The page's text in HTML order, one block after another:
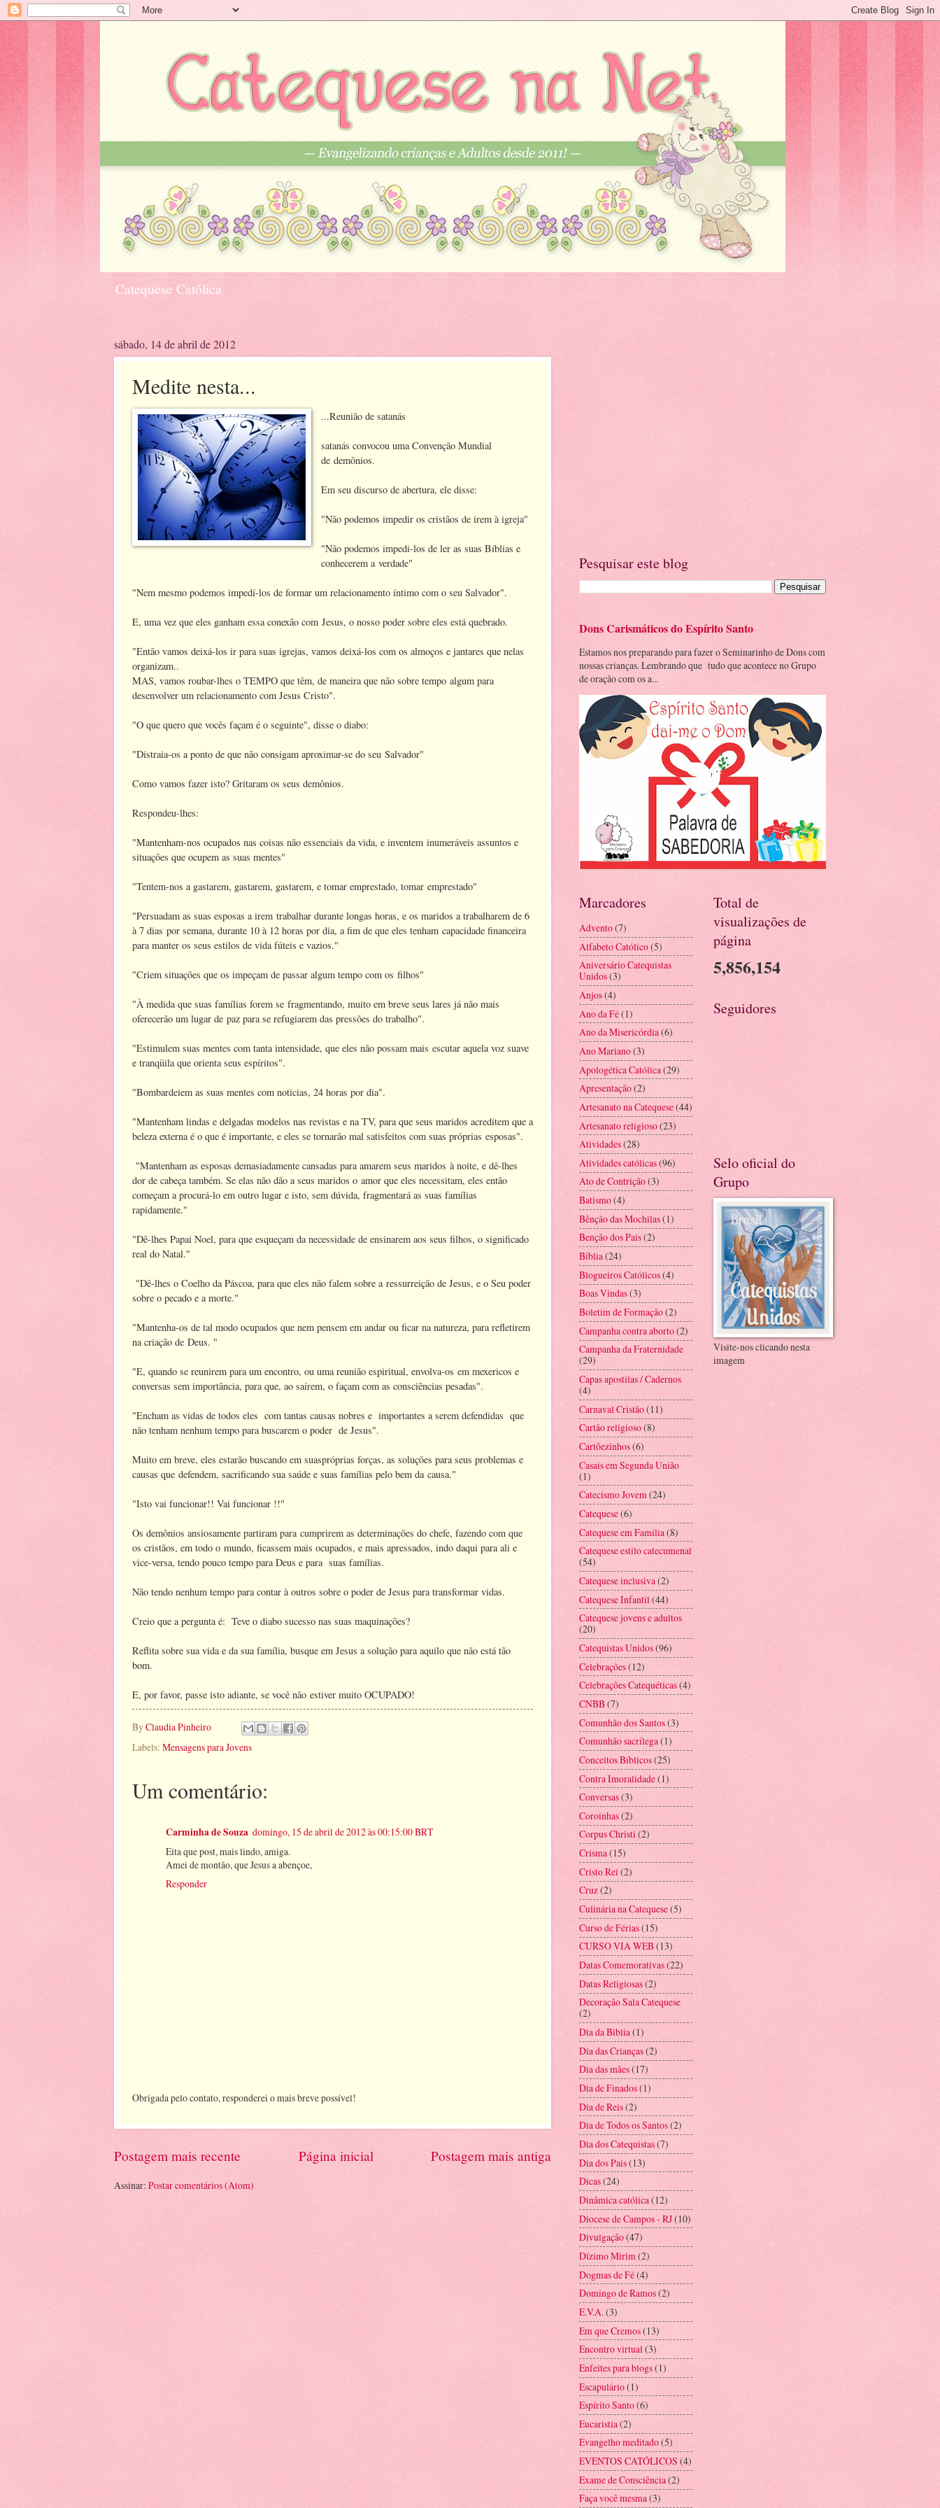
Catequese Católica
sábado, 14 de abril de 2012
Medite nesta...
...Reunião de satanás
satanás convocou uma Convenção Mundial
de demônios.
Em seu discurso de abertura, ele disse:
"Não podemos impedir os cristãos de irem à igreja"
"Não podemos impedi-los de ler as suas Bíblias e
conhecerem a verdade"
"Nem mesmo podemos impedí-los de formar um relacionamento íntimo com o seu Salvador".
E, uma vez que eles ganham essa conexão com Jesus, o nosso poder sobre eles está quebrado.
"Então vamos deixá-los ir para suas igrejas, vamos deixá-los com os almoços e jantares que nelas
organizam..
MAS, vamos roubar-lhes o TEMPO que têm, de maneira que não sobre tempo algum para
desenvolver um relacionamento com Jesus Cristo".
"O que quero que vocês façam é o seguinte", disse o diabo:
"Distraia-os a ponto de que não consigam aproximar-se do seu Salvador"
Como vamos fazer isto? Gritaram os seus demônios.
Respondeu-lhes:
"Mantenham-nos ocupados nas coisas não essenciais da vida, e inventem inumeráveis assuntos e
situações que ocupem as suas mentes"
"Tentem-nos a gastarem, gastarem, gastarem, e tomar emprestado, tomar emprestado"
"Persuadam as suas esposas a irem trabalhar durante longas horas, e os maridos a trabalharem de 6
à 7 dias por semana, durante 10 à 12 horas por dia, a fim de que eles tenham capacidade financeira
para manter os seus estilos de vida fúteis e vazios."
"Criem situações que os impeçam de passar algum tempo com os filhos"
"À medida que suas famílias forem se fragmentando, muito em breve seus lares já não mais
oferecerão um lugar de paz para se refugiarem das pressões do trabalho".
"Estimulem suas mentes com tanta intensidade, que eles não possam mais escutar aquela voz suave
e tranqüila que orienta seus espíritos".
"Bombardeiem as suas mentes com noticias, 24 horas por dia".
"Mantenham lindas e delgadas modelos nas revistas e na TV, para que seus maridos acreditem que a
beleza externa é o que é importante, e eles se tornarão mal satisfeitos com suas próprias esposas".
"Mantenham as esposas demasiadamente cansadas para amarem seus maridos à noite, e dê-lhes
dor de cabeça também. Se elas não dão a seus maridos o amor que eles necessitam, eles então
começam a procurá-lo em outro lugar e isto, sem dúvida, fragmentará as suas famílias
rapidamente."
"Dê-lhes Papai Noel, para que esqueçam da necessidade de ensinarem aos seus filhos, o significado
real do Natal."
"Dê-lhes o Coelho da Páscoa, para que eles não falem sobre a ressurreição de Jesus, e o Seu poder
sobre o pecado e a morte."
"Mantenha-os de tal modo ocupados que nem pensem em andar ou ficar na natureza, para refletirem
na criação de Deus. "
"E, quando se reunirem para um encontro, ou uma reunião espiritual, envolva-os em mexericos e
conversas sem importância, para que, ao saírem, o façam com as consciências pesadas".
"Encham as vidas de todos eles com tantas causas nobres e importantes a serem defendidas que
não tenham nenhum tempo para buscarem o poder de Jesus".
Muito em breve, eles estarão buscando em suaspróprias forças, as soluções para seus problemas e
causas que defendem, sacrificando sua saúde e suas famílias pelo bem da causa."
"Isto vai funcionar!! Vai funcionar !!"
Os demônios ansiosamente partiram para cumprirem as determinações do chefe, fazendo com que
os cristãos, em todo o mundo, ficassem mais ocupados, e mais apressados, indo daqui para ali e
vice-versa, tendo pouco tempo para Deus e para suas famílias.
Não tendo nenhum tempo para contar à outros sobre o poder de Jesus para transformar vidas.
Creio que a pergunta é: Teve o diabo sucesso nas suas maquinações?
Reflita sobre sua vida e da sua família, busque em Jesus a solução para aquilo que não está tão
bom.
E, por favor, passe isto adiante, se você não estiver muito OCUPADO!
ByClaudia Pinheiro
Labels: Mensagens para Jovens
Um comentário:
Carminha de Souza domingo, 15 de abril de 2012 às 00:15:00 BRT
Eita que post, mais lindo, amiga.
Amei de montão, que Jesus a abençoe,
Responder
Obrigada pelo contato, responderei o mais breve possível!
Postagem mais recente Postagem mais antiga
Página inicial
Assinar: Postar comentários (Atom)
Pesquisar este blog
Dons Carismáticos do Espírito Santo
Estamos nos preparando para fazer o Seminarinho de Dons com
nossas crianças. Lembrando que tudo que acontece no Grupo
de oração com os a...
Marcadores
Advento(7)
Alfabeto Católico(5)
Aniversário Catequistas
Unidos(3)
Anjos(4)
Ano da Fé(1)
Ano da Misericórdia(6)
Ano Mariano(3)
Apologética Católica(29)
Apresentação(2)
Artesanato na Catequese(44)
Artesanato religioso(23)
Atividades(28)
Atividades católicas(96)
Ato de Contrição(3)
Batismo(4)
Bênção das Mochilas(1)
Benção dos Pais(2)
Bíblia(24)
Blogueiros Católicos(4)
Boas Vindas(3)
Boletim de Formação(2)
Campanha contra aborto(2)
Campanha da Fraternidade
(29)
Capas apostilas / Cadernos
(4)
Carnaval Cristão(11)
Cartão religioso(8)
Cartõezinhos(6)
Casais em Segunda União
(1)
Catecismo Jovem(24)
Catequese(6)
Catequese em Família(8)
Catequese estilo catecumenal
(54)
Catequese inclusiva(2)
Catequese Infantil (44)
Catequese jovens e adultos
(20)
Catequistas Unidos(96)
Celebrações(12)
Celebrações Catequéticas(4)
CNBB(7)
Comunhão dos Santos(3)
Comunhão sacrílega(1)
Conceitos Bíblicos(25)
Contra Imoralidade(1)
Conversas(3)
Coroinhas(2)
Corpus Christi(2)
Crisma(15)
Cristo Rei (2)
Cruz(2)
Culinária na Catequese(5)
Curso de Férias(15)
CURSO VIA WEB(13)
Datas Comemorativas(22)
Datas Religiosas(2)
Decoração Sala Catequese
(2)
Dia da Biblia(1)
Dia das Crianças(2)
Dia das mães(17)
Dia de Finados(1)
Dia de Reis(2)
Dia de Todos os Santos(2)
Dia dos Catequistas(7)
Dia dos Pais(13)
Dicas(24)
Dinâmica católica(12)
Diocese de Campos - RJ(10)
Divulgação(47)
Dízimo Mirim(2)
Dogmas de Fé(4)
Domingo de Ramos(2)
E.V.A.(3)
Em que Cremos(13)
Encontro virtual(3)
Enfeites para blogs(1)
Escapulário(1)
Espírito Santo(6)
Eucaristia(2)
Evangelho meditado(5)
EVENTOS CATÓLICOS (4)
Exame de Consciência(2)
Faça você mesma(3)
Total de
visualizações de
página
5,856,154
Seguidores
Selo oficial do
Grupo
Visite-nos clicando nesta
imagem